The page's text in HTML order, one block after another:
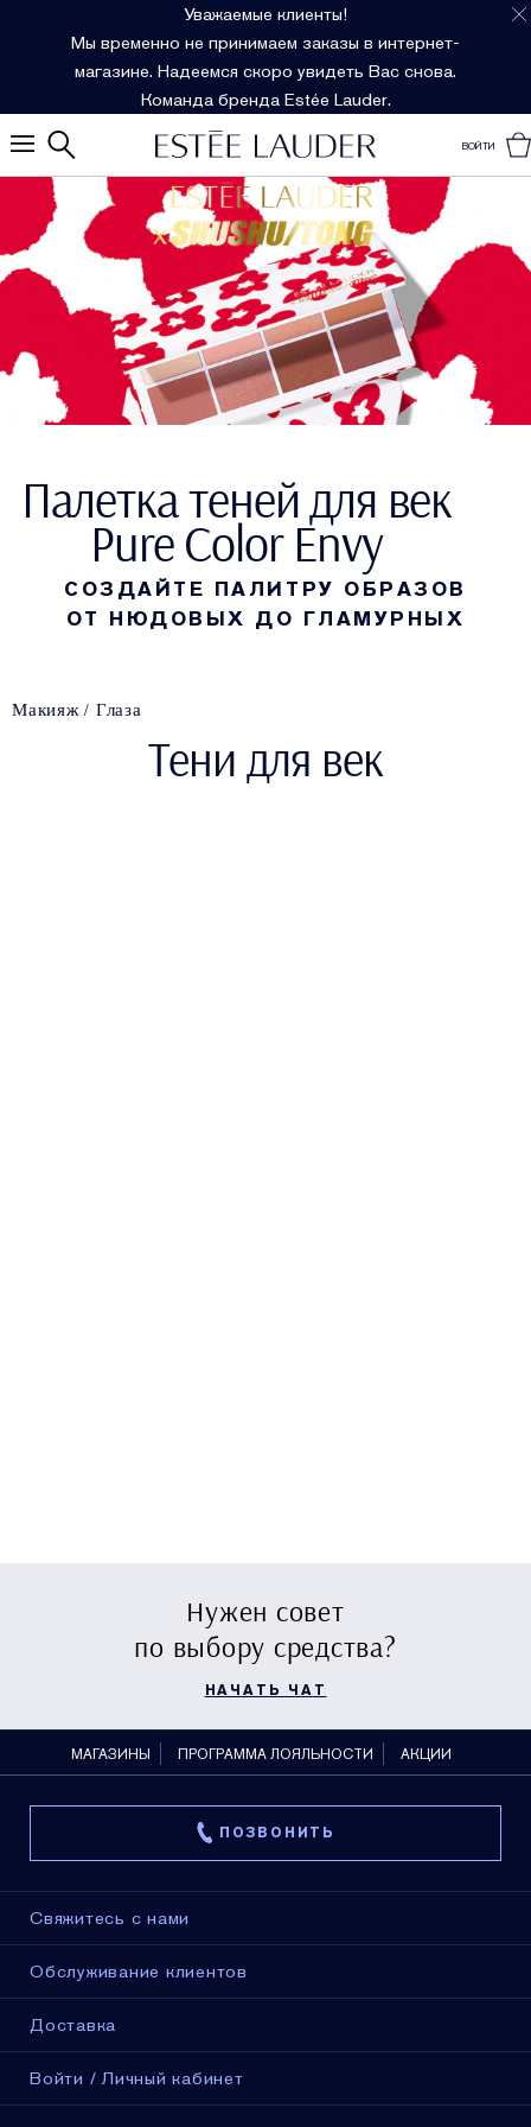
Уважаемые клиенты!
Мы временно не принимаем заказы в интернет-
магазине. Надеемся скоро увидеть Вас снова.
Команда бренда Estée Lauder.
ВОЙТИ
Палетка теней для век
Pure Color Envy
СОЗДАЙТЕ ПАЛИТРУ ОБРАЗОВ
ОТ НЮДОВЫХ ДО ГЛАМУРНЫХ
Макияж Глаза
Тени для век
Нужен совет
по выбору средства?
НАЧАТЬ ЧАТ
МАГАЗИНЫ ПРОГРАММА ЛОЯЛЬНОСТИ АКЦИИ
ПОЗВОНИТЬ
Свяжитесь с нами
Обслуживание клиентов
Доставка
Войти / Личный кабинет